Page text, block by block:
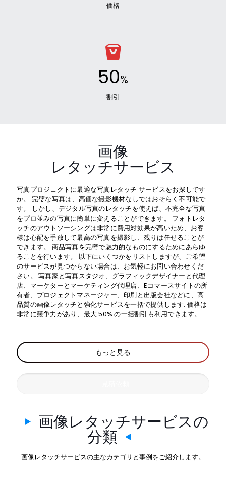
価格
50%
割引
画像
レタッチサービス
写真プロジェクトに最適な写真レタッチ サービスをお探しです
か。 完璧な写真は、高価な撮影機材なしではおそらく不可能で
す。 しかし、デジタル写真のレタッチを使えば、不完全な写真
をプロ並みの写真に簡単に変えることができます。 フォトレタ
ッチのアウトソーシングは非常に費用対効果が高いため、お客
様は心配を手放して最高の写真を撮影し、残りは任せることが
できます。 商品写真を完璧で魅力的なものにするためにあらゆ
ることを行います。 以下にいくつかをリストしますが、ご希望
のサービスが見つからない場合は、お気軽にお問い合わせくだ
さい。 写真家と写真スタジオ、グラフィックデザイナーと代理
店、マーケターとマーケティング代理店、Eコマースサイトの所
有者、プロジェクトマネージャー、印刷と出版会社などに、高
品質の画像レタッチと強化サービスを一括で提供します. 価格は
非常に競争力があり、最大 50% の一括割引も利用できます。
もっと見る
画像レタッチサービスの
分類
画像レタッチサービスの主なカテゴリと事例をご紹介します。